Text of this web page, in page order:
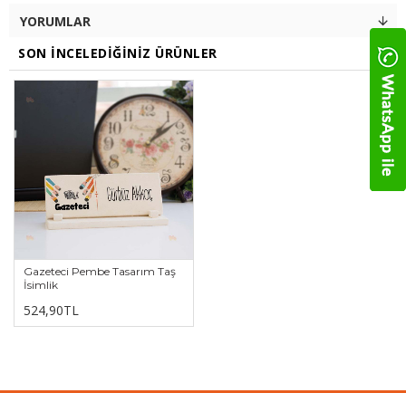
YORUMLAR
SON İNCELEDIĞINIZ ÜRÜNLER
Gazeteci Pembe Tasarım Taş
İsimlik
524,90TL